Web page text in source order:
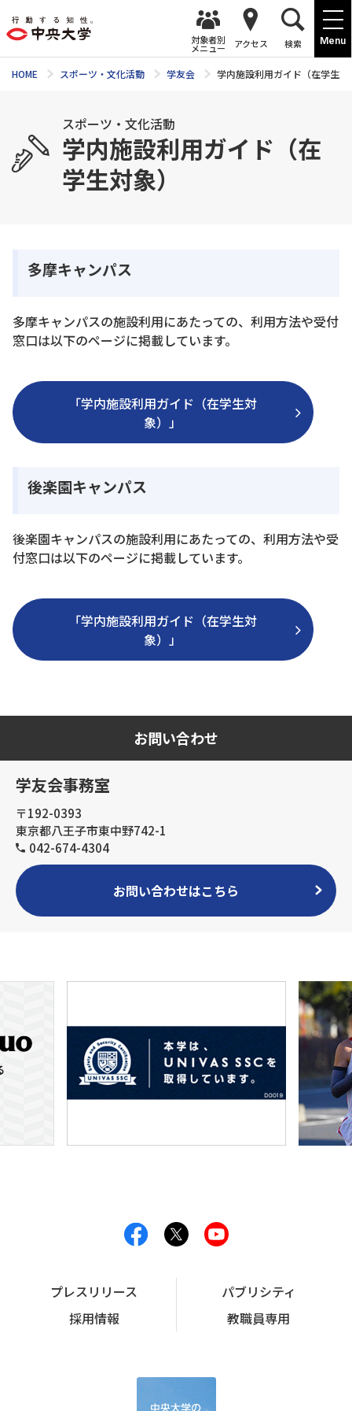
Menu
対象者別
メニュー アクセス 検索
HOME スポーツ・文化活動 学友会 学内施設利用ガイド（在学生対
スポーツ・文化活動
学内施設利用ガイド（在
学生対象）
多摩キャンパス
多摩キャンパスの施設利用にあたっての、利用方法や受付
窓口は以下のページに掲載しています。
「学内施設利用ガイド（在学生対
象）」
後楽園キャンパス
後楽園キャンパスの施設利用にあたっての、利用方法や受
付窓口は以下のページに掲載しています。
「学内施設利用ガイド（在学生対
象）」
お問い合わせ
学友会事務室
〒192-0393
東京都八王子市東中野742-1
042-674-4304
お問い合わせはこちら
プレスリリース
パブリシティ
採用情報
教職員専用